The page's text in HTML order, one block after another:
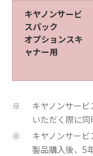
キヤノンサービ
スパック
オプションスキ
ャナー用
※
キヤノンサー
いただく際に同
※
キヤノンサー
製品購入後、5